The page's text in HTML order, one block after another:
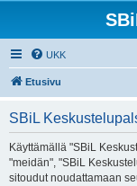
UKK
Etusivu
SBiL
Käyttämällä "SBiL
"meidän", "SBiL
sitoudut noudattamaan